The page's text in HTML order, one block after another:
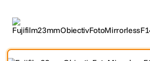
2. trepied